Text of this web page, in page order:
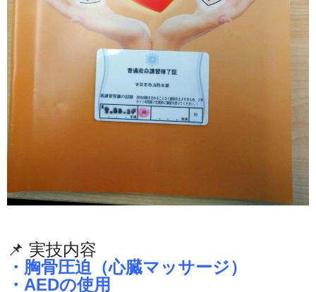
📌 実技内容
・胸骨圧迫（心臓マッサージ）
・AEDの使用